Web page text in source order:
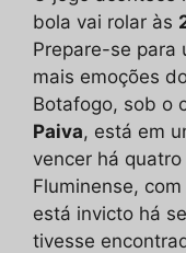
bola vai rolar às
Prepare-se para
mais emoções
Botafogo, sob o
Paiva, está em
vencer há
Fluminense, com
está invicto há
tivesse